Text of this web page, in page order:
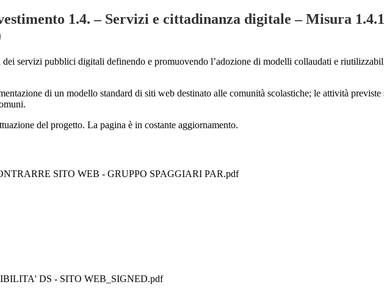
1.4. – Servizi e cittadinanza digitale – Misura
servizi pubblici digitali definendo e promuovendo l’adozione di modelli collaudati e
di un modello standard di siti web destinato alle comunità scolastiche; le attività
del progetto. La pagina è in costante aggiornamento.
SITO WEB - GRUPPO SPAGGIARI PAR.pdf
DS - SITO WEB_SIGNED.pdf